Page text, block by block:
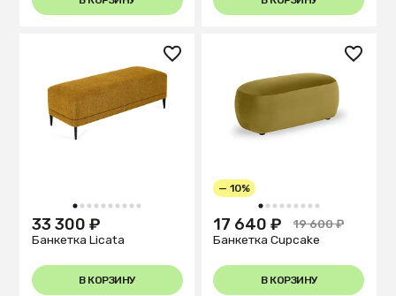
1 2 3 4 5 6 7 8 9 10
33 300 ₽
Банкетка Licata
В КОРЗИНУ
1 2 3 4 5 6 7 8 9
— 10%
17 640 ₽
19 600 ₽
Банкетка Cupcake
В КОРЗИНУ